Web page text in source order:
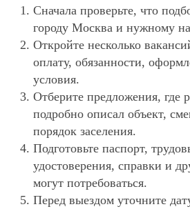
Сначала проверьте, что
городу Москва и нужному
Откройте несколько
оплату, обязанности,
условия.
Отберите предложения, где
подробно описал объект,
порядок заселения.
Подготовьте паспорт,
удостоверения, справки и
могут потребоваться.
Перед выездом уточните